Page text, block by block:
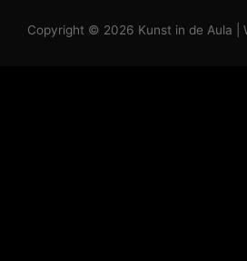
Copyright © 2026 Kunst in de Aula |